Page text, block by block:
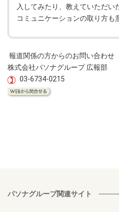
入してみたり、教えていただい
コミュニケーションの取り方も
報道関係の方からのお問い合わせ
株式会社パソナグループ 広報部
03-6734-0215
パソナグループ関連サイト